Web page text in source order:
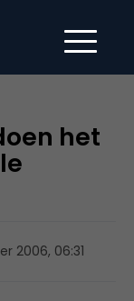
het
2006, 06:31